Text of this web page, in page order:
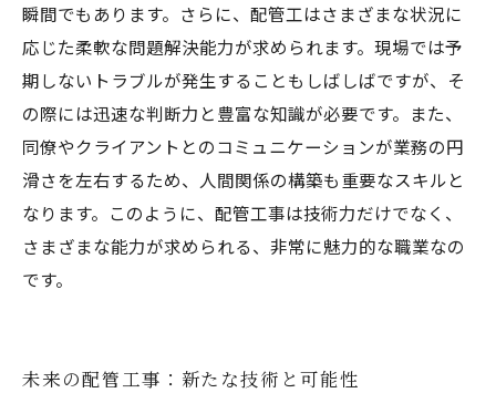
瞬間でもあります。さらに、配管工はさまざまな状況に
応じた柔軟な問題解決能力が求められます。現場では予
期しないトラブルが発生することもしばしばですが、そ
の際には迅速な判断力と豊富な知識が必要です。また、
同僚やクライアントとのコミュニケーションが業務の円
滑さを左右するため、人間関係の構築も重要なスキルと
なります。このように、配管工事は技術力だけでなく、
さまざまな能力が求められる、非常に魅力的な職業なの
です。
未来の配管工事：新たな技術と可能性